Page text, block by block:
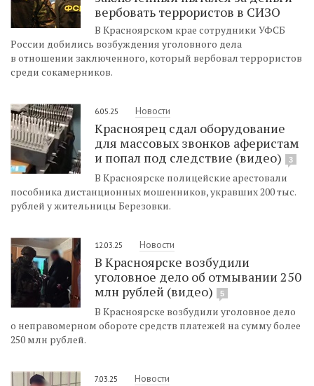
вербовать террористов в СИЗО
В Красноярском крае сотрудники УФСБ
России добились возбуждения уголовного дела
в отношении заключенного, который вербовал террористов
среди сокамерников.
6.05.25 Новости
Красноярец сдал оборудование
для массовых звонков аферистам
и попал под следствие (видео)
3
В Красноярске полицейские арестовали
пособника дистанционных мошенников, укравших 200 тыс.
рублей у жительницы Березовки.
12.03.25 Новости
В Красноярске возбудили
уголовное дело об отмывании 250
млн рублей (видео)
5
В Красноярске возбудили уголовное дело
о неправомерном обороте средств платежей на сумму более
250 млн рублей.
7.03.25 Новости